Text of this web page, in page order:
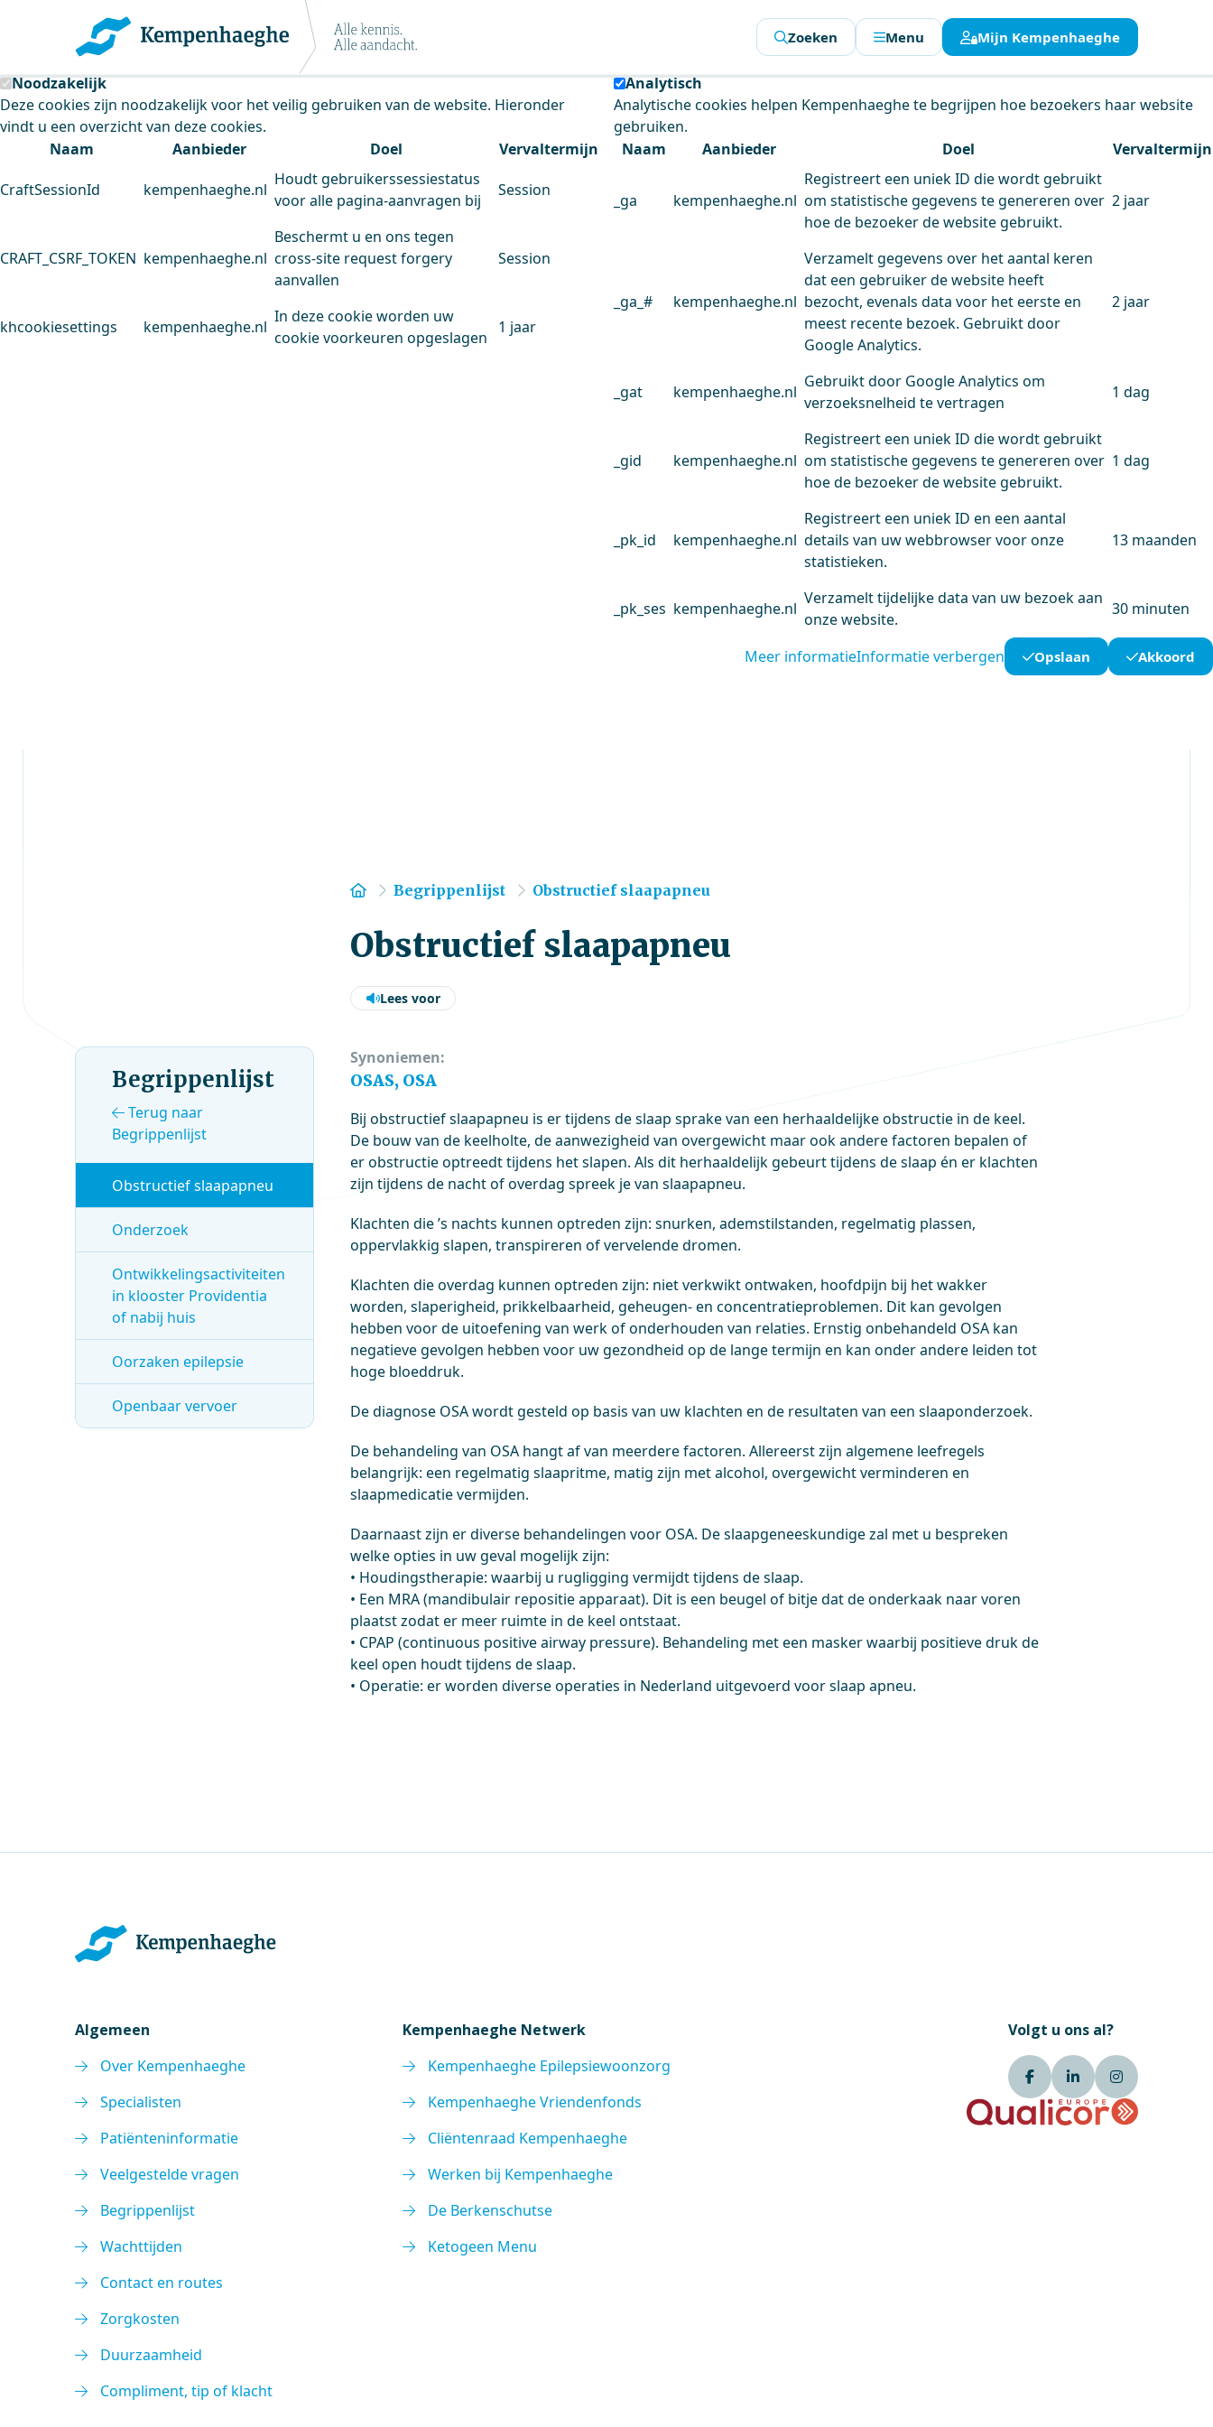
Kempenhaeghe maakt gebruik van cookies
Deze site plaatst cookies. Dit doen we om het gebruik van de website te analyseren en het gebruiksgemak te verbeteren.
Noodzakelijk
Deze cookies zijn noodzakelijk voor het veilig gebruiken van de website. Hieronder
vindt u een overzicht van deze cookies.
Naam
Aanbieder Doel Vervaltermijn
CraftSessionId kempenhaeghe.nl
Houdt gebruikerssessiestatus
voor alle pagina-aanvragen bij
Session
CRAFT_CSRF_TOKEN kempenhaeghe.nl
Beschermt u en ons tegen
cross-site request forgery
aanvallen
Session
khcookiesettings kempenhaeghe.nl
In deze cookie worden uw
cookie voorkeuren opgeslagen
1 jaar
Analytisch
Analytische cookies helpen Kempenhaeghe te begrijpen hoe bezoekers haar website
gebruiken.
Naam
Aanbieder Doel Vervaltermijn
_ga kempenhaeghe.nl
Registreert een uniek ID die wordt gebruikt
om statistische gegevens te genereren over
hoe de bezoeker de website gebruikt.
2 jaar
_ga_# kempenhaeghe.nl
Verzamelt gegevens over het aantal keren
dat een gebruiker de website heeft
bezocht, evenals data voor het eerste en
meest recente bezoek. Gebruikt door
Google Analytics.
2 jaar
_gat kempenhaeghe.nl
Gebruikt door Google Analytics om
verzoeksnelheid te vertragen
1 dag
_gid kempenhaeghe.nl
Registreert een uniek ID die wordt gebruikt
om statistische gegevens te genereren over
hoe de bezoeker de website gebruikt.
1 dag
_pk_id kempenhaeghe.nl
Registreert een uniek ID en een aantal
details van uw webbrowser voor onze
statistieken.
13 maanden
_pk_ses kempenhaeghe.nl
Verzamelt tijdelijke data van uw bezoek aan
onze website.
30 minuten
Meer informatieInformatie verbergen Opslaan Akkoord
Zoeken Menu Mijn Kempenhaeghe
Home
Begrippenlijst Obstructief slaapapneu
Obstructief slaapapneu
Lees voor
Synoniemen:
OSAS, OSA
Bij obstructief slaapapneu is er tijdens de slaap sprake van een herhaaldelijke obstructie in de keel.
De bouw van de keelholte, de aanwezigheid van overgewicht maar ook andere factoren bepalen of
er obstructie optreedt tijdens het slapen. Als dit herhaaldelijk gebeurt tijdens de slaap én er klachten
zijn tijdens de nacht of overdag spreek je van slaapapneu.
Klachten die ’s nachts kunnen optreden zijn: snurken, ademstilstanden, regelmatig plassen,
oppervlakkig slapen, transpireren of vervelende dromen.
Klachten die overdag kunnen optreden zijn: niet verkwikt ontwaken, hoofdpijn bij het wakker
worden, slaperigheid, prikkelbaarheid, geheugen- en concentratieproblemen. Dit kan gevolgen
hebben voor de uitoefening van werk of onderhouden van relaties. Ernstig onbehandeld OSA kan
negatieve gevolgen hebben voor uw gezondheid op de lange termijn en kan onder andere leiden tot
hoge bloeddruk.
De diagnose OSA wordt gesteld op basis van uw klachten en de resultaten van een slaaponderzoek.
De behandeling van OSA hangt af van meerdere factoren. Allereerst zijn algemene leefregels
belangrijk: een regelmatig slaapritme, matig zijn met alcohol, overgewicht verminderen en
slaapmedicatie vermijden.
Daarnaast zijn er diverse behandelingen voor OSA. De slaapgeneeskundige zal met u bespreken
welke opties in uw geval mogelijk zijn:
• Houdingstherapie: waarbij u rugligging vermijdt tijdens de slaap.
• Een MRA (mandibulair repositie apparaat). Dit is een beugel of bitje dat de onderkaak naar voren
plaatst zodat er meer ruimte in de keel ontstaat.
• CPAP (continuous positive airway pressure). Behandeling met een masker waarbij positieve druk de
keel open houdt tijdens de slaap.
• Operatie: er worden diverse operaties in Nederland uitgevoerd voor slaap apneu.
Begrippenlijst
Terug naar
Begrippenlijst
Obstructief slaapapneu
Onderzoek
Ontwikkelingsactiviteiten
in klooster Providentia
of nabij huis
Oorzaken epilepsie
Openbaar vervoer
Algemeen
Over Kempenhaeghe
Specialisten
Patiënteninformatie
Veelgestelde vragen
Begrippenlijst
Wachttijden
Contact en routes
Zorgkosten
Duurzaamheid
Compliment, tip of klacht
Kempenhaeghe Netwerk
Kempenhaeghe Epilepsiewoonzorg
Kempenhaeghe Vriendenfonds
Cliëntenraad Kempenhaeghe
Werken bij Kempenhaeghe
De Berkenschutse
Ketogeen Menu
Volgt u ons al?